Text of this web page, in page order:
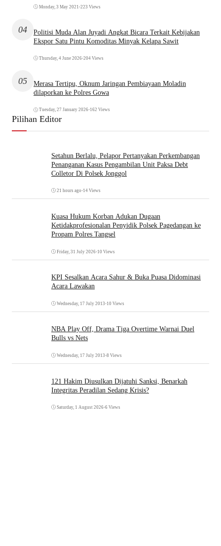
Monday, 3 May 2021 •223 Views
04
Politisi Muda Alan Juyadi Angkat Bicara Terkait Kebijakan
Ekspor Satu Pintu Komoditas Minyak Kelapa Sawit
Thursday, 4 June 2026•204 Views
05
Merasa Tertipu, Oknum Jaringan Pembiayaan Moladin
dilaporkan ke Polres Gowa
Tuesday, 27 January 2026•162 Views
Pilihan Editor
Setahun Berlalu, Pelapor Pertanyakan Perkembangan
Penanganan Kasus Pengambilan Unit Paksa Debt
Colletor Di Polsek Jonggol
21 hours ago •14 Views
Kuasa Hukum Korban Adukan Dugaan
Ketidakprofesionalan Penyidik Polsek Pagedangan ke
Propam Polres Tangsel
Friday, 31 July 2026•10 Views
KPI Sesalkan Acara Sahur & Buka Puasa Didominasi
Acara Lawakan
Wednesday, 17 July 2013 •10 Views
NBA Play Off, Drama Tiga Overtime Warnai Duel
Bulls vs Nets
Wednesday, 17 July 2013 •8 Views
121 Hakim Diusulkan Dijatuhi Sanksi, Benarkah
Integritas Peradilan Sedang Krisis?
Saturday, 1 August 2026•6 Views